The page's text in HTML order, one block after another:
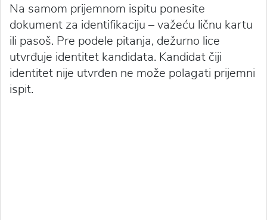
Na samom prijemnom ispitu ponesite
dokument za identifikaciju – važeću ličnu kartu
ili pasoš. Pre podele pitanja, dežurno lice
utvrđuje identitet kandidata. Kandidat čiji
identitet nije utvrđen ne može polagati prijemni
ispit.